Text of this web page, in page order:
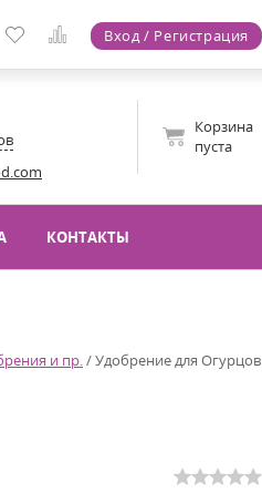
Вход / Регистрация
Корзина
пуста
КОНТАКТЫ
и пр./Удобрение для Огурцов